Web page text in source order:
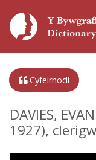
Cyfeirnodi
DAVIES,
1927),